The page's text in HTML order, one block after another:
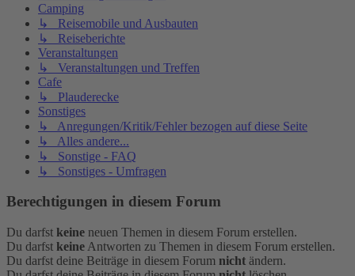
Camping
↳ Reisemobile und Ausbauten
↳ Reiseberichte
Veranstaltungen
↳ Veranstaltungen und Treffen
Cafe
↳ Plauderecke
Sonstiges
↳ Anregungen/Kritik/Fehler bezogen auf diese Seite
↳ Alles andere...
↳ Sonstige - FAQ
↳ Sonstiges - Umfragen
Berechtigungen in diesem Forum
Du darfst keine neuen Themen in diesem Forum erstellen.
Du darfst keine Antworten zu Themen in diesem Forum erstellen.
Du darfst deine Beiträge in diesem Forum nicht ändern.